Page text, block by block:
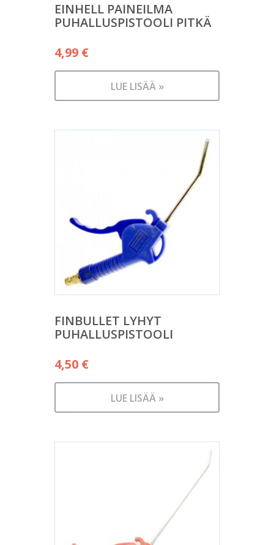
EINHELL PAINEILMA
PUHALLUSPISTOOLI PITKÄ
4,99 €
LUE LISÄÄ »
FINBULLET LYHYT
PUHALLUSPISTOOLI
4,50 €
LUE LISÄÄ »